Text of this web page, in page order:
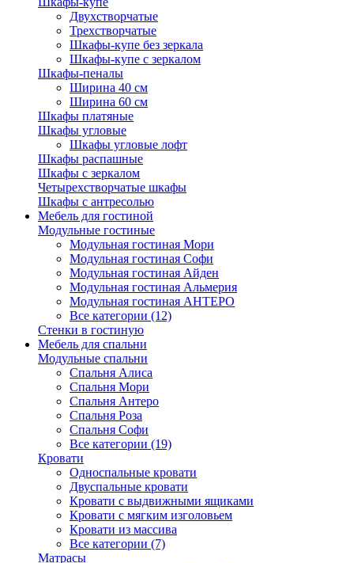
Двухстворчатые
Трехстворчатые
Шкафы-купе без зеркала
Шкафы-купе с зеркалом
Шкафы-пеналы
Ширина 40 см
Ширина 60 см
Шкафы платяные
Шкафы угловые
Шкафы угловые лофт
Шкафы распашные
Шкафы с зеркалом
Четырехстворчатые шкафы
Шкафы с антресолью
Мебель для гостиной
Модульные гостиные
Модульная гостиная Мори
Модульная гостиная Софи
Модульная гостиная Айден
Модульная гостиная Альмерия
Модульная гостиная АНТЕРО
Все категории (12)
Стенки в гостиную
Мебель для спальни
Модульные спальни
Спальня Алиса
Спальня Мори
Спальня Антеро
Спальня Роза
Спальня Софи
Все категории (19)
Кровати
Односпальные кровати
Двуспальные кровати
Кровати с выдвижными ящиками
Кровати с мягким изголовьем
Кровати из массива
Все категории (7)
Матрасы